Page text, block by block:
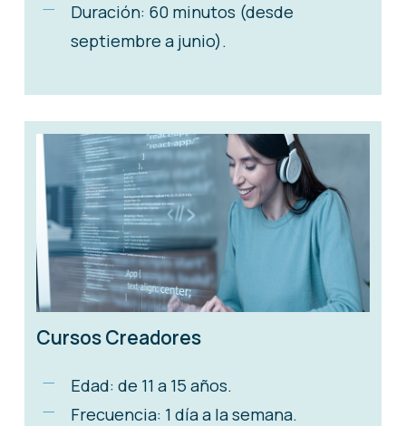
Duración: 60 minutos (desde
septiembre a junio).
Cursos Creadores
Edad: de 11 a 15 años.
Frecuencia: 1 día a la semana.